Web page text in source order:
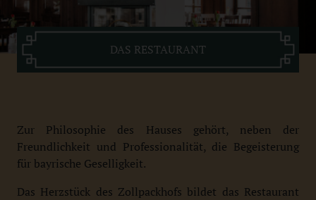
DAS RESTAURANT
Zur Philosophie des Hauses gehört, neben der
Freundlichkeit und Professionalität, die Begeisterung
für bayrische Geselligkeit.
Das Herzstück des Zollpackhofs bildet das Restaurant